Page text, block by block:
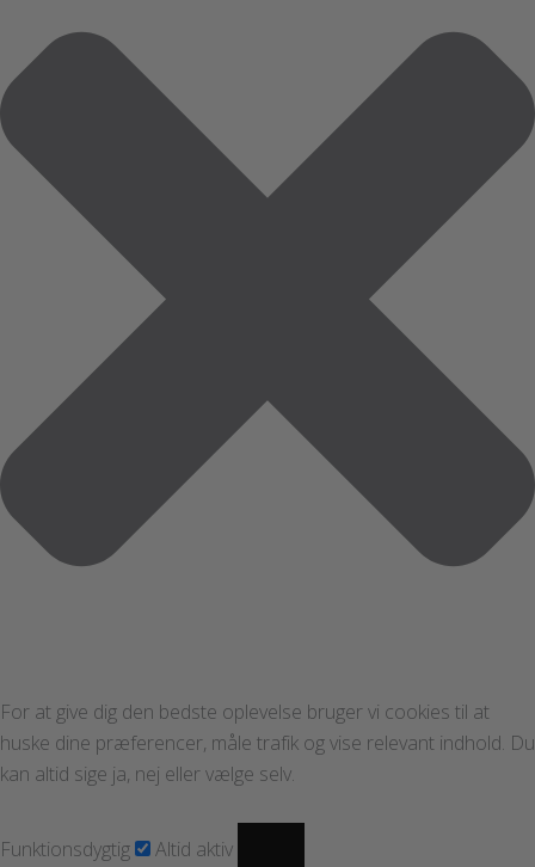
For at give dig den bedste oplevelse bruger vi cookies til at
huske dine præferencer, måle trafik og vise relevant indhold. Du
kan altid sige ja, nej eller vælge selv.
Funktionsdygtig
Altid aktiv